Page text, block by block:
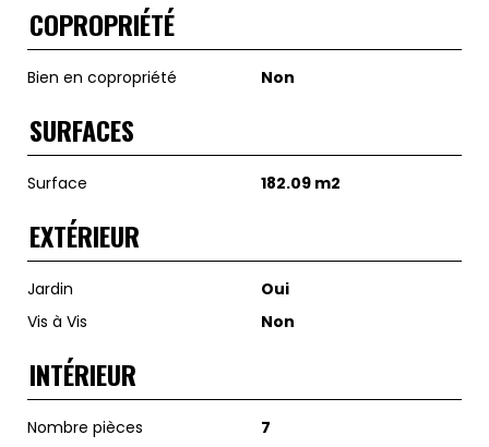
COPROPRIÉTÉ
Bien en copropriété Non
SURFACES
Surface 182.09 m2
EXTÉRIEUR
Jardin
Oui
Vis à Vis
Non
INTÉRIEUR
Nombre pièces 7